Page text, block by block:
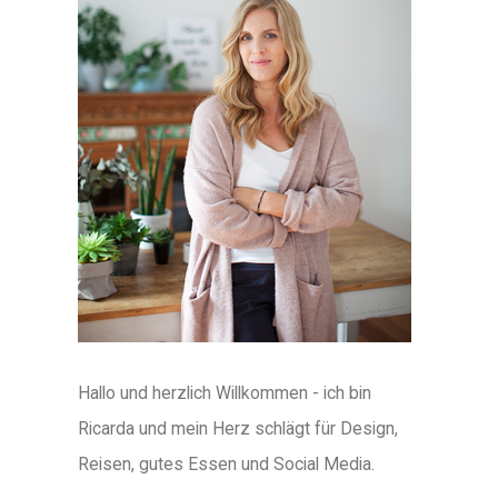
Hallo und herzlich Willkommen - ich bin
Ricarda und mein Herz schlägt für Design,
Reisen, gutes Essen und Social Media.